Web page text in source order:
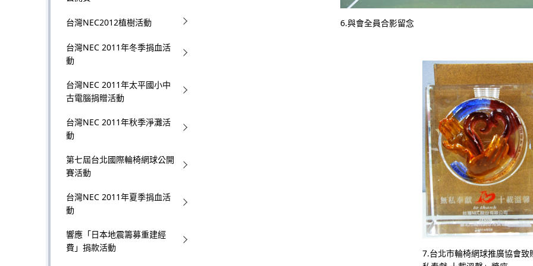
台灣NEC2012植樹活動
台灣NEC 2011年冬季捐血活
動
台灣NEC 2011年太平國小中
古電腦捐贈活動
台灣NEC 2011年秋季淨灘活
動
第七屆台北國際輪椅網球公開
賽活動
台灣NEC 2011年夏季捐血活
動
響應「日本地震籌募重建經
費」捐款活動
6.與會全員合影留念
7.台北市輪椅網球推廣協會致